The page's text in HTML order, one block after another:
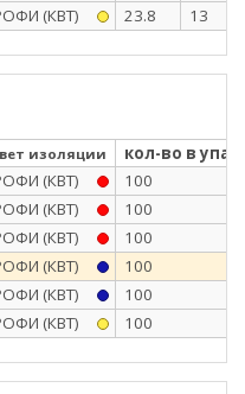
(КВТ) 23.8 13
изоляции кол-во в
(КВТ) 100
(КВТ) 100
(КВТ) 100
(КВТ) 100
(КВТ) 100
(КВТ) 100